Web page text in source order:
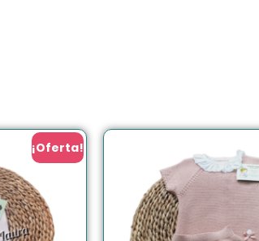
¡Oferta!